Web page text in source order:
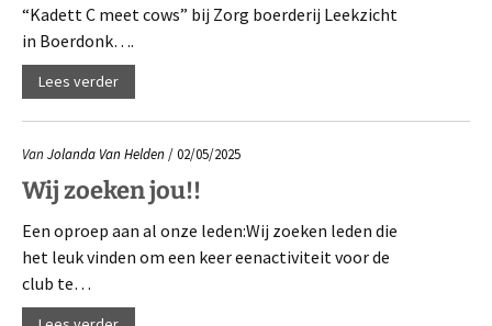
“Kadett C meet cows” bij Zorg boerderij Leekzicht
in Boerdonk….
Lees verder
VanJolanda Van Helden/ 02/05/2025
Wij zoeken jou!!
Een oproep aan al onze leden:Wij zoeken leden die
het leuk vinden om een keer eenactiviteit voor de
club te…